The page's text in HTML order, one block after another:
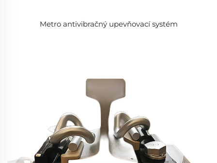
Metro antivibračný upevňovací systém